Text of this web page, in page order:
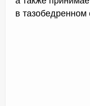
в тазобедренном